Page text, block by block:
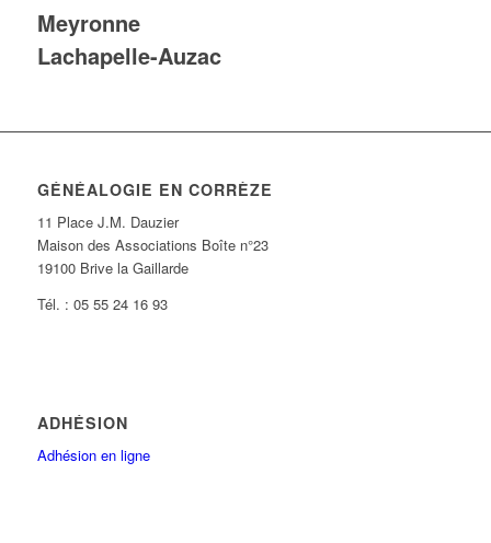
Meyronne
Lachapelle-Auzac
GÉNÉALOGIE EN CORRÈZE
11 Place J.M. Dauzier
Maison des Associations Boîte n°23
19100 Brive la Gaillarde
Tél. : 05 55 24 16 93
ADHÉSION
Adhésion en ligne